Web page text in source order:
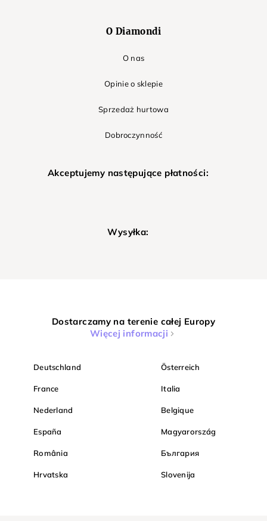
O Diamondi
O nas
Opinie o sklepie
Sprzedaż hurtowa
Dobroczynność
Akceptujemy następujące płatności:
Wysyłka:
Dostarczamy na terenie całej Europy
Więcej informacji
Deutschland Österreich
France Italia
Nederland Belgique
España Magyarország
România България
Hrvatska Slovenija